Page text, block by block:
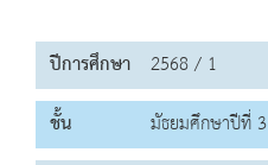
ปีการศึกษา 2568 / 1
ชั้น
มัธยมศึกษาปีที่ 3